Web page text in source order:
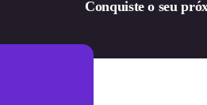
Conquiste o seu